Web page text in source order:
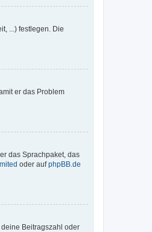
...) festlegen. Die
er das Problem
das Sprachpaket, das
oder aufphpBB.de
Beitragszahl oder